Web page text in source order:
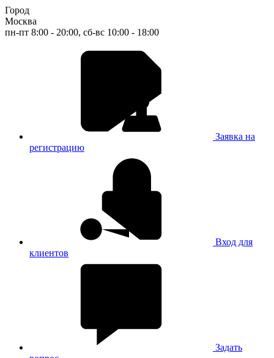
Город
Москва
пн-пт 8:00 - 20:00, сб-вс 10:00 - 18:00
Заявка на
регистрацию
Вход для
клиентов
Задать